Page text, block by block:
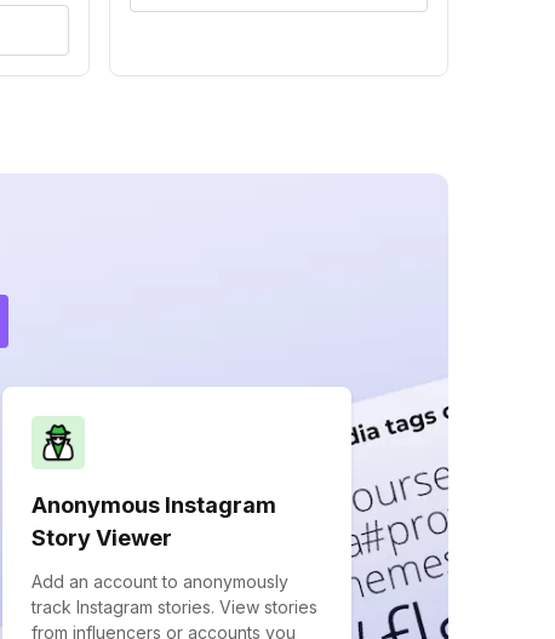
Anonymous Instagram
Story Viewer
Add an account to anonymously
track Instagram stories. View stories
from influencers or accounts you